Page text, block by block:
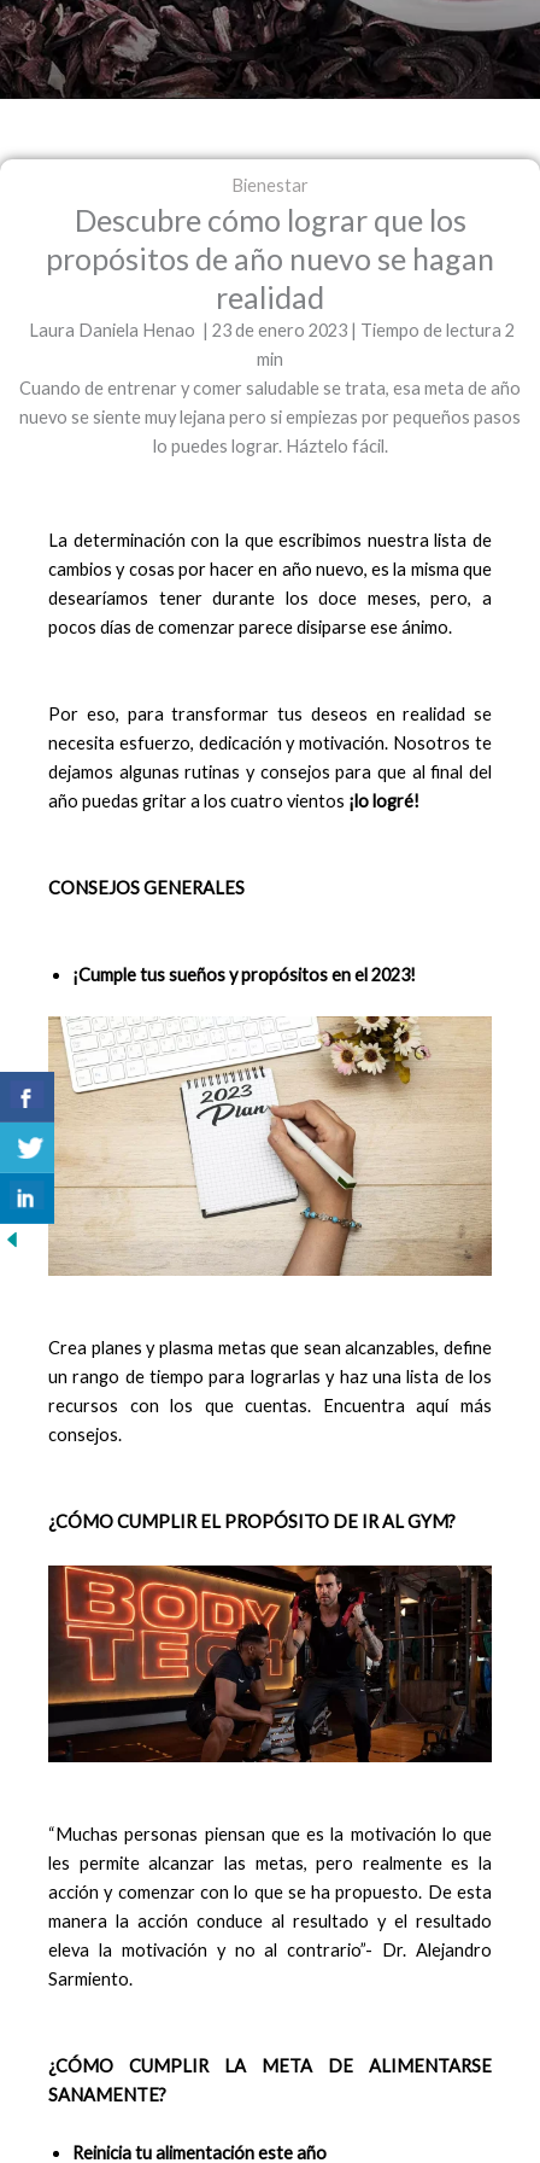
Bienestar
Descubre cómo lograr que los
propósitos de año nuevo se hagan
realidad
Laura Daniela Henao | 23 de enero 2023 | Tiempo de lectura 2
min
Cuando de entrenar y comer saludable se trata, esa meta de año
nuevo se siente muy lejana pero si empiezas por pequeños pasos
lo puedes lograr. Háztelo fácil.
La determinación con la que escribimos nuestra lista de
cambios y cosas por hacer en año nuevo, es la misma que
desearíamos tener durante los doce meses, pero, a
pocos días de comenzar parece disiparse ese ánimo.
Por eso, para transformar tus deseos en realidad se
necesita esfuerzo, dedicación y motivación. Nosotros te
dejamos algunas rutinas y consejos para que al final del
año puedas gritar a los cuatro vientos ¡lo logré!
CONSEJOS GENERALES
¡Cumple tus sueños y propósitos en el 2023!
Crea planes y plasma metas que sean alcanzables, define
un rango de tiempo para lograrlas y haz una lista de los
recursos con los que cuentas. Encuentra aquí más
consejos.
¿CÓMO CUMPLIR EL PROPÓSITO DE IR AL GYM?
“Muchas personas piensan que es la motivación lo que
les permite alcanzar las metas, pero realmente es la
acción y comenzar con lo que se ha propuesto. De esta
manera la acción conduce al resultado y el resultado
eleva la motivación y no al contrario”- Dr. Alejandro
Sarmiento.
¿CÓMO CUMPLIR LA META DE ALIMENTARSE
SANAMENTE?
Reinicia tu alimentación este año